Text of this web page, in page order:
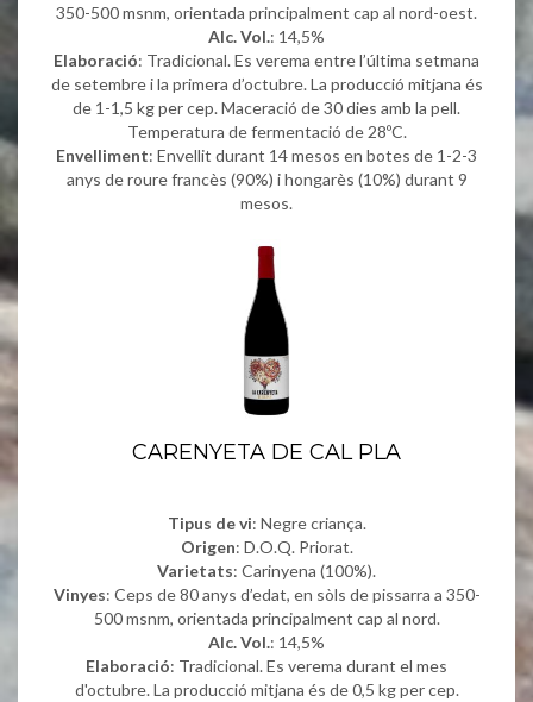
350-500 msnm, orientada principalment cap al nord-oest.
Alc. Vol.: 14,5%
Elaboració: Tradicional. Es verema entre l’última setmana
de setembre i la primera d’octubre. La producció mitjana és
de 1-1,5 kg per cep. Maceració de 30 dies amb la pell.
Temperatura de fermentació de 28ºC.
Envelliment: Envellit durant 14 mesos en botes de 1-2-3
anys de roure francès (90%) i hongarès (10%) durant 9
mesos.
CARENYETA DE CAL PLA
Tipus de vi: Negre criança.
Origen: D.O.Q. Priorat.
Varietats: Carinyena (100%).
Vinyes: Ceps de 80 anys d’edat, en sòls de pissarra a 350-
500 msnm, orientada principalment cap al nord.
Alc. Vol.: 14,5%
Elaboració: Tradicional. Es verema durant el mes
d'octubre. La producció mitjana és de 0,5 kg per cep.